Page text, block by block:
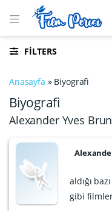
FILTERS
Anasayfa » Biyografi
Biyografi
Alexander Yves
aldığı
gibi